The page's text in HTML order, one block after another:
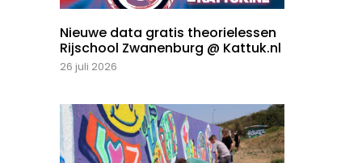
Nieuwe data gratis theorielessen
Rijschool Zwanenburg @ Kattuk.nl
26 juli 2026